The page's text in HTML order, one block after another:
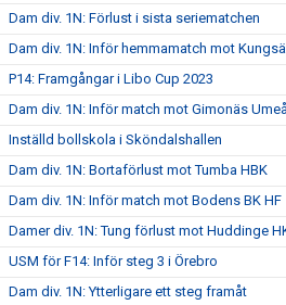
Dam div. 1N: Förlust i sista seriematchen
Dam div. 1N: Inför hemmamatch mot
P14: Framgångar i Libo Cup 2023
Dam div. 1N: Inför match mot Gimonäs
Inställd bollskola i Sköndalshallen
Dam div. 1N: Bortaförlust mot Tumba HBK
Dam div. 1N: Inför match mot Bodens BK HF
Damer div. 1N: Tung förlust mot Huddinge
USM för F14: Inför steg 3 i Örebro
Dam div. 1N: Ytterligare ett steg framåt